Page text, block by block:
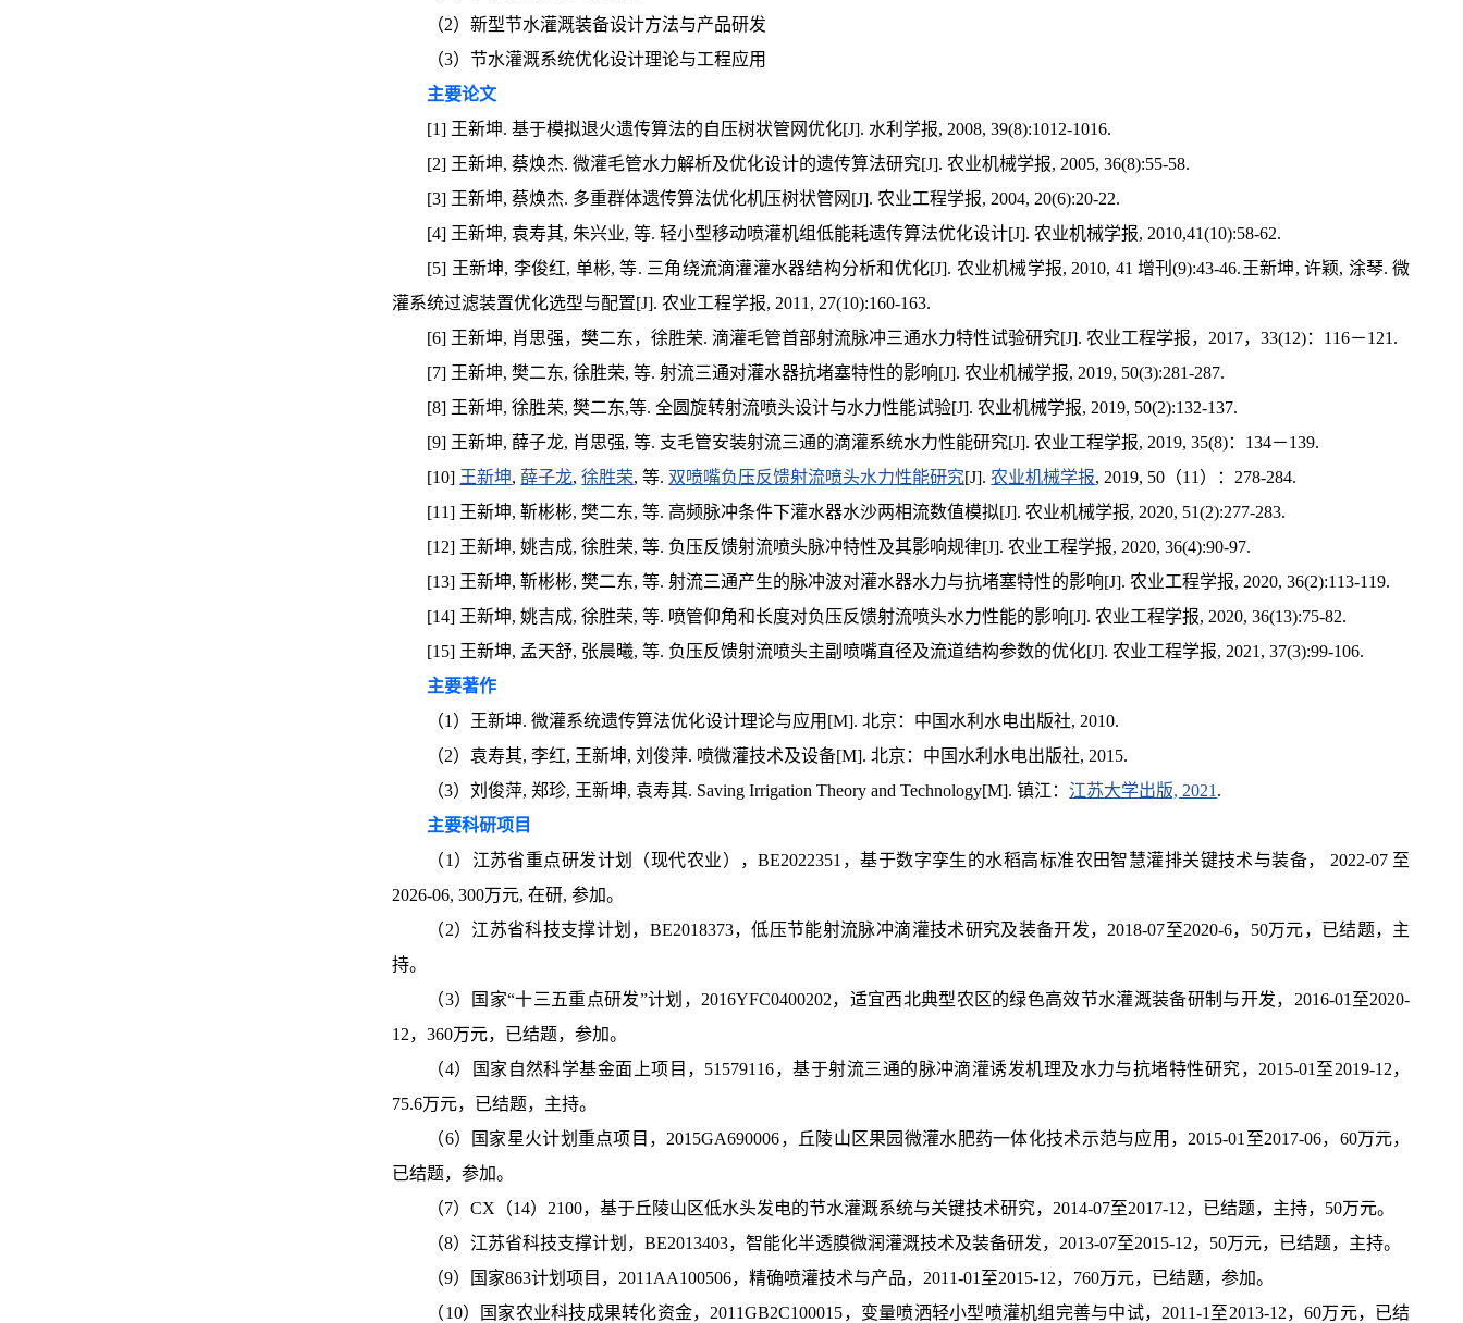
（2）新型节水灌溉装备设计方法与产品研发
（3）节水灌溉系统优化设计理论与工程应用
主要论文
[1] 王新坤. 基于模拟退火遗传算法的自压树状管网优化[J]. 水利学报, 2008, 39(8):1012-1016.
[2] 王新坤, 蔡焕杰. 微灌毛管水力解析及优化设计的遗传算法研究[J]. 农业机械学报, 2005, 36(8):55-58.
[3] 王新坤, 蔡焕杰. 多重群体遗传算法优化机压树状管网[J]. 农业工程学报, 2004, 20(6):20-22.
[4] 王新坤, 袁寿其, 朱兴业, 等. 轻小型移动喷灌机组低能耗遗传算法优化设计[J]. 农业机械学报, 2010,41(10):58-62.
[5] 王新坤, 李俊红, 单彬, 等. 三角绕流滴灌灌水器结构分析和优化[J]. 农业机械学报, 2010, 41 增刊(9):43-46.王新坤, 许颖, 涂琴. 微
灌系统过滤装置优化选型与配置[J]. 农业工程学报, 2011, 27(10):160-163.
[6] 王新坤, 肖思强，樊二东，徐胜荣. 滴灌毛管首部射流脉冲三通水力特性试验研究[J]. 农业工程学报，2017，33(12)：116－121.
[7] 王新坤, 樊二东, 徐胜荣, 等. 射流三通对灌水器抗堵塞特性的影响[J]. 农业机械学报, 2019, 50(3):281-287.
[8] 王新坤, 徐胜荣, 樊二东,等. 全圆旋转射流喷头设计与水力性能试验[J]. 农业机械学报, 2019, 50(2):132-137.
[9] 王新坤, 薛子龙, 肖思强, 等. 支毛管安装射流三通的滴灌系统水力性能研究[J]. 农业工程学报, 2019, 35(8)：134－139.
[10] 王新坤, 薛子龙,徐胜荣, 等. 双喷嘴负压反馈射流喷头水力性能研究[J].农业机械学报, 2019, 50（11）：278-284.
[11] 王新坤, 靳彬彬, 樊二东, 等. 高频脉冲条件下灌水器水沙两相流数值模拟[J]. 农业机械学报, 2020, 51(2):277-283.
[12] 王新坤, 姚吉成, 徐胜荣, 等. 负压反馈射流喷头脉冲特性及其影响规律[J]. 农业工程学报, 2020, 36(4):90-97.
[13] 王新坤, 靳彬彬, 樊二东, 等. 射流三通产生的脉冲波对灌水器水力与抗堵塞特性的影响[J]. 农业工程学报, 2020, 36(2):113-119.
[14] 王新坤, 姚吉成, 徐胜荣, 等. 喷管仰角和长度对负压反馈射流喷头水力性能的影响[J]. 农业工程学报, 2020, 36(13):75-82.
[15] 王新坤, 孟天舒, 张晨曦, 等. 负压反馈射流喷头主副喷嘴直径及流道结构参数的优化[J]. 农业工程学报, 2021, 37(3):99-106.
主要著作
（1）王新坤. 微灌系统遗传算法优化设计理论与应用[M]. 北京：中国水利水电出版社, 2010.
（2）袁寿其, 李红, 王新坤, 刘俊萍. 喷微灌技术及设备[M]. 北京：中国水利水电出版社, 2015.
（3）刘俊萍, 郑珍, 王新坤, 袁寿其. Saving Irrigation Theory and Technology[M]. 镇江： 江苏大学出版, 2021 .
主要科研项目
（1）江苏省重点研发计划（现代农业），BE2022351，基于数字孪生的水稻高标准农田智慧灌排关键技术与装备， 2022-07 至
2026-06, 300万元, 在研, 参加。
（2）江苏省科技支撑计划，BE2018373，低压节能射流脉冲滴灌技术研究及装备开发，2018-07至2020-6，50万元，已结题，主
持。
（3）国家“十三五重点研发”计划，2016YFC0400202，适宜西北典型农区的绿色高效节水灌溉装备研制与开发，2016-01至2020-
12，360万元，已结题，参加。
（4）国家自然科学基金面上项目，51579116，基于射流三通的脉冲滴灌诱发机理及水力与抗堵特性研究，2015-01至2019-12，
75.6万元，已结题，主持。
（6）国家星火计划重点项目，2015GA690006，丘陵山区果园微灌水肥药一体化技术示范与应用，2015-01至2017-06，60万元，
已结题，参加。
（7）CX（14）2100，基于丘陵山区低水头发电的节水灌溉系统与关键技术研究，2014-07至2017-12，已结题，主持，50万元。
（8）江苏省科技支撑计划，BE2013403，智能化半透膜微润灌溉技术及装备研发，2013-07至2015-12，50万元，已结题，主持。
（9）国家863计划项目，2011AA100506，精确喷灌技术与产品，2011-01至2015-12，760万元，已结题，参加。
（10）国家农业科技成果转化资金，2011GB2C100015，变量喷洒轻小型喷灌机组完善与中试，2011-1至2013-12，60万元，已结